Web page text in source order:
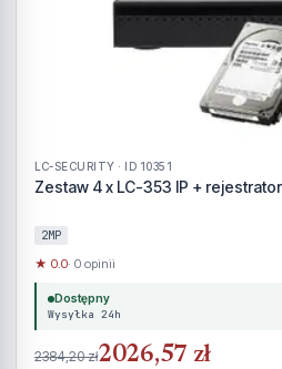
LC-SECURITY · ID 10351
Zestaw 4 x LC-353 IP +
2MP
★ 0.0· 0 opinii
Dostępny
Wysyłka 24h
2384,20 zł2026,57 zł